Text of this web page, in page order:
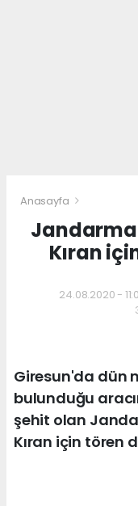
Anasayfa
Jandarma
Kıran
24.08.2020 -
Giresun'da dün
bulunduğu
şehit olan
Kıran için tören